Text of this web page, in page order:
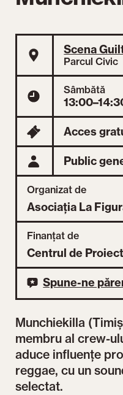
Munchiekilla
membru al crew-
aduce influențe
reggae, cu un
selectat.
Scena
Parcul Civic
Sâmbătă
Acces
Public
Organizat de
Asociația La
Finanțat de
Centrul de
Spune-ne